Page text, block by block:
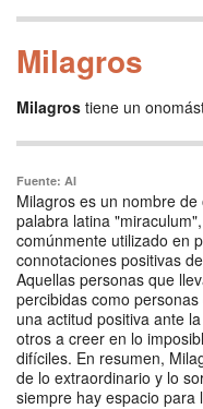
Milagros
Milagros tiene un
Fuente: AI
Milagros es un nombre
palabra latina
comúnmente utilizado en
connotaciones positivas
Aquellas personas que
percibidas como
una actitud positiva ante
otros a creer en lo
difíciles. En resumen,
de lo extraordinario y lo
siempre hay espacio para